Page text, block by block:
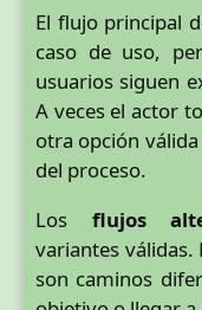
El flujo principal
caso de uso,
usuarios siguen
A veces el actor
otra opción
del proceso.
Los flujos
variantes
son caminos